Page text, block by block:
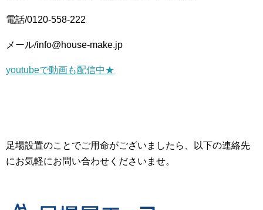
電話/0120-558-222
メール/info@house-make.jp
youtubeで動画も配信中★
足場設置のことでご用命がございましたら、以下の連絡先
にお気軽にお問い合わせくださいませ。